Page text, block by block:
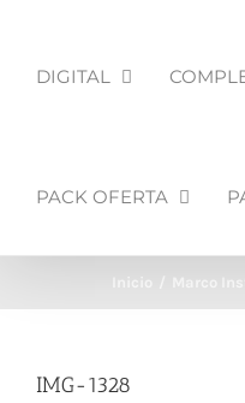
DIGITAL
PACK OFERTA
Inicio Marco
IMG-1328